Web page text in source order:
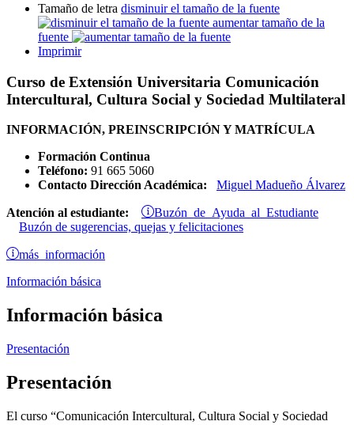
Tamaño de letra disminuir el tamaño de la fuente
aumentar tamaño de la
fuente
Imprimir
Curso de Extensión Universitaria Comunicación
Intercultural, Cultura Social y Sociedad Multilateral
INFORMACIÓN, PREINSCRIPCIÓN Y MATRÍCULA
Formación Continua
Teléfono: 91 665 5060
Contacto Dirección Académica:
Miguel Madueño Álvarez
Atención al estudiante: Buzón de Ayuda al Estudiante
Buzón de sugerencias, quejas y felicitaciones
más información
Información básica
Información básica
Presentación
Presentación
El curso “Comunicación Intercultural, Cultura Social y Sociedad